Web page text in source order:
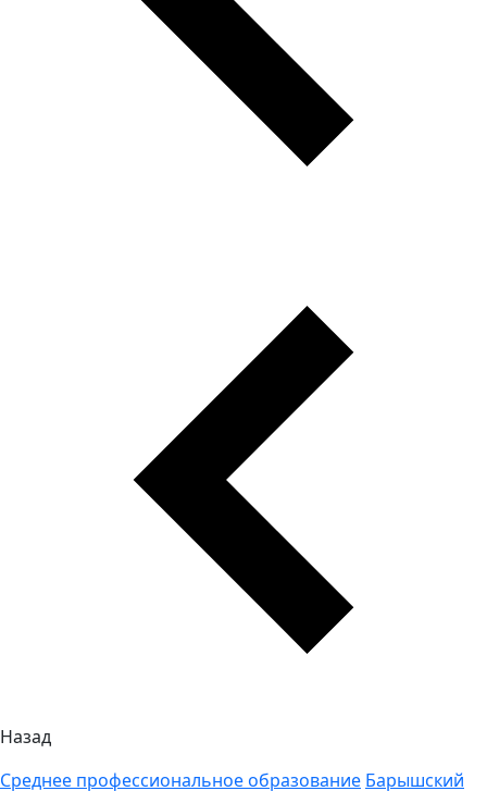
Назад
Среднее профессиональное образование Барышский